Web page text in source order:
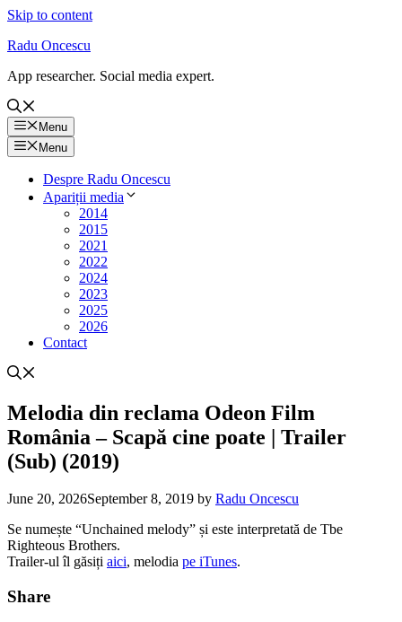
Skip to content
Radu Oncescu
App researcher. Social media expert.
Menu
Menu
Despre Radu Oncescu
Apariții media
2014
2015
2021
2022
2024
2023
2025
2026
Contact
Melodia din reclama Odeon Film
România – Scapă cine poate | Trailer
(Sub) (2019)
June 20, 2026September 8, 2019 by Radu Oncescu
Se numește “Unchained melody” și este interpretată de Tbe
Righteous Brothers.
Trailer-ul îl găsiți aici, melodia pe iTunes.
Share